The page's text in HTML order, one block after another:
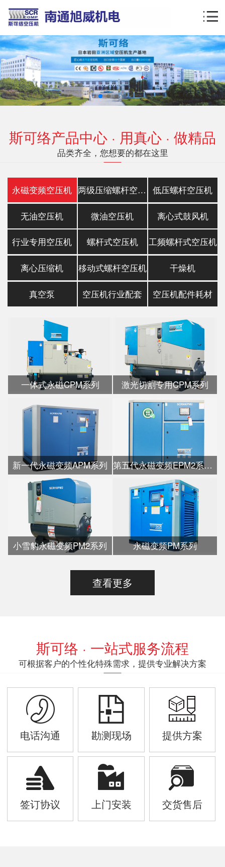
斯可络产品中心 · 用真心 · 做精品
品类齐全，您想要的都在这里
永磁变频空压机 两级压缩螺杆空压机 低压螺杆空压机
无油空压机 微油空压机 离心式鼓风机
行业专用空压机 螺杆式空压机 工频螺杆式空压机
离心压缩机 移动式螺杆空压机 干燥机
真空泵 空压机行业配套 空压机配件耗材
一体式永磁CPM系列 激光切割专用CPM系列
新一代永磁变频APM系列 第五代永磁变频EPM2系列水冷
小雪豹永磁变频PM2系列 永磁变频PM系列
查看更多
斯可络 · 一站式服务流程
可根据客户的个性化特殊需求，提供专业解决方案
电话沟通 勘测现场 提供方案
签订协议 上门安装 交货售后